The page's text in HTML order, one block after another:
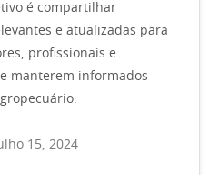
é compartilhar
e atualizadas para
profissionais e
manterem informados
15, 2024